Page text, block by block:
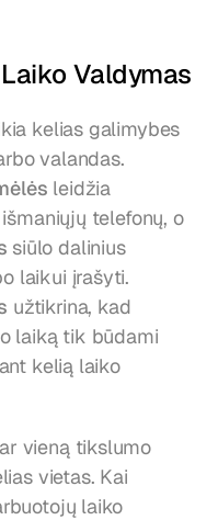
Valdymas
kelias galimybes
leidžia
personalui prisijungti iš savo išmaniųjų telefonų, o
siūlo dalinius
užtikrina, kad
laiką tik būdami
kelią laiko
vieną tikslumo
vietas. Kai
laiko